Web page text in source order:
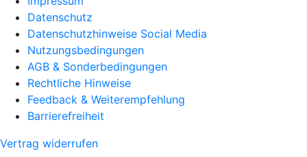
Datenschutz
Datenschutzhinweise Social Media
Nutzungsbedingungen
AGB & Sonderbedingungen
Rechtliche Hinweise
Feedback & Weiterempfehlung
Barrierefreiheit
Vertrag widerrufen